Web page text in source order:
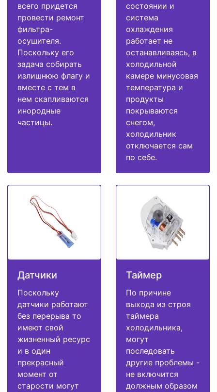
всего придется
провести ремонт
фильтра-
осушителя.
Поскольку его
задача собирать
излишнюю флагу и
вместе с тем в
нем скапливаются
инородные
частицы.
состоянии и
система
охлаждения
работает не
останавливаясь, в
холодильной
камере минусовая
температура и
продукты
покрываются
снегом,
холодильник
отключается сам
по себе.
Датчики
Поскольку
датчики работают
без перерыва то
имеют свой
жизненный ресурс
и в один
прекрасный
момент от
старости могут
Таймер
По причине
выхода из строя
таймера
холодильника,
могут
последовать
другие проблемы -
не включится
должным образом